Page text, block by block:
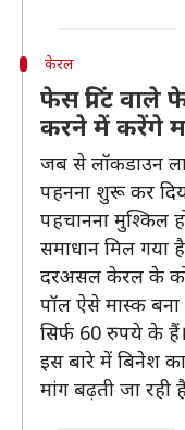
केरल
फेस प्रिंट वाले
करने में करेंगे
जब से लॉकडाउन
पहनना शुरू कर
पहचानना मुश्किल
समाधान मिल गया
दरअसल केरल के
पॉल ऐसे मास्क
सिर्फ 60 रुपये के हैं।
इस बारे में बिनेश
मांग बढ़ती जा रही